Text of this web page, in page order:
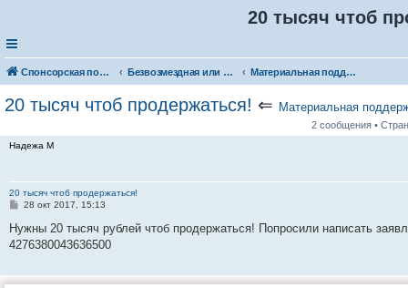
20 тысяч чтоб
Спонсорская помощь. Разместите своё объявление в соответствующей рубрике Безвозмездная или условно-безвозмездная помощь Материальная поддержка
20 тысяч чтоб продержаться! ⇐ Материальная
2 сообщения •
Надежа М
20 тысяч чтоб продержаться!
С
о
б
щ
28 окт 2017, 15:13
Нужны 20 тысяч рублей чтоб продержаться! Попросили написать
4276380043636500